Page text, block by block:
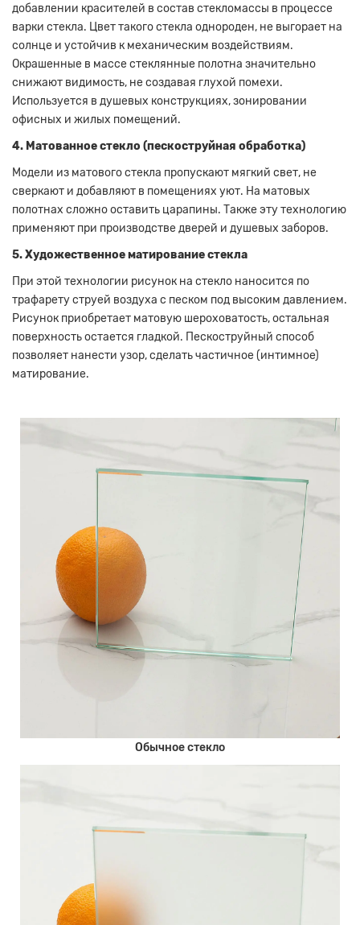
добавлении красителей в состав стекломассы в процессе
варки стекла. Цвет такого стекла однороден, не выгорает на
солнце и устойчив к механическим воздействиям.
Окрашенные в массе стеклянные полотна значительно
снижают видимость, не создавая глухой помехи.
Используется в душевых конструкциях, зонировании
офисных и жилых помещений.
4. Матованное стекло (пескоструйная обработка)
Модели из матового стекла пропускают мягкий свет, не
сверкают и добавляют в помещениях уют. На матовых
полотнах сложно оставить царапины. Также эту технологию
применяют при производстве дверей и душевых заборов.
5. Художественное матирование стекла
При этой технологии рисунок на стекло наносится по
трафарету струей воздуха с песком под высоким давлением.
Рисунок приобретает матовую шероховатость, остальная
поверхность остается гладкой. Пескоструйный способ
позволяет нанести узор, сделать частичное (интимное)
матирование.
Обычное стекло